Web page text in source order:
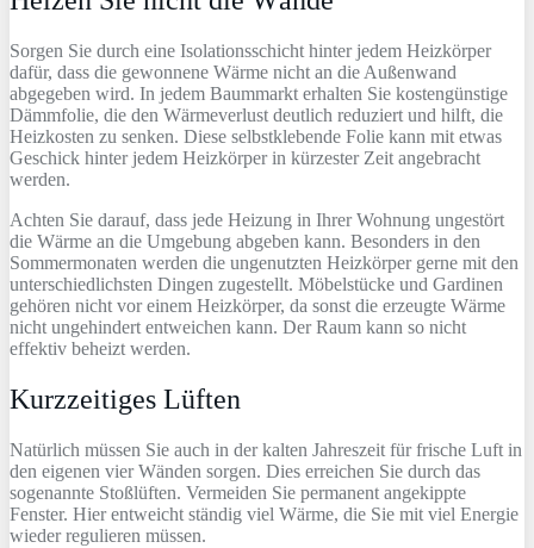
Sorgen Sie durch eine Isolationsschicht hinter jedem Heizkörper
dafür, dass die gewonnene Wärme nicht an die Außenwand
abgegeben wird. In jedem Baummarkt erhalten Sie kostengünstige
Dämmfolie, die den Wärmeverlust deutlich reduziert und hilft, die
Heizkosten zu senken. Diese selbstklebende Folie kann mit etwas
Geschick hinter jedem Heizkörper in kürzester Zeit angebracht
werden.
Achten Sie darauf, dass jede Heizung in Ihrer Wohnung ungestört
die Wärme an die Umgebung abgeben kann. Besonders in den
Sommermonaten werden die ungenutzten Heizkörper gerne mit den
unterschiedlichsten Dingen zugestellt. Möbelstücke und Gardinen
gehören nicht vor einem Heizkörper, da sonst die erzeugte Wärme
nicht ungehindert entweichen kann. Der Raum kann so nicht
effektiv beheizt werden.
Kurzzeitiges Lüften
Natürlich müssen Sie auch in der kalten Jahreszeit für frische Luft in
den eigenen vier Wänden sorgen. Dies erreichen Sie durch das
sogenannte Stoßlüften. Vermeiden Sie permanent angekippte
Fenster. Hier entweicht ständig viel Wärme, die Sie mit viel Energie
wieder regulieren müssen.